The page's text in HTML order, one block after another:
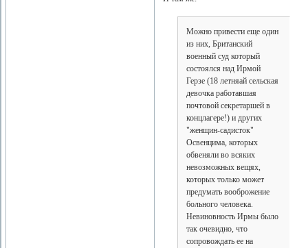
Можно привести еще один
из них, Британский
военный суд который
состоялся над Ирмой
Герзе (18 летняай сельская
девочка работавшая
почтовой секретаршей в
концлагере!) и других
"женщин-садисток"
Освенцима, которых
обвеняли во всяких
невозможных вещях,
которых только может
предумать вооброжение
больного человека.
Невиновность Ирмы было
так очевидно, что
сопровождать ее на